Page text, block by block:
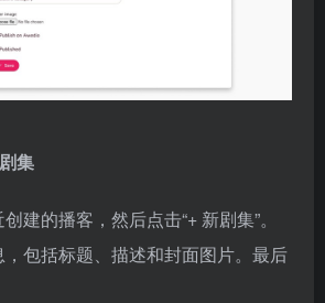
集
建的播客，然后点击“+ 新剧集”。
包括标题、描述和封面图片。最后